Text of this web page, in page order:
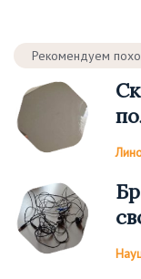
Рекомендуем